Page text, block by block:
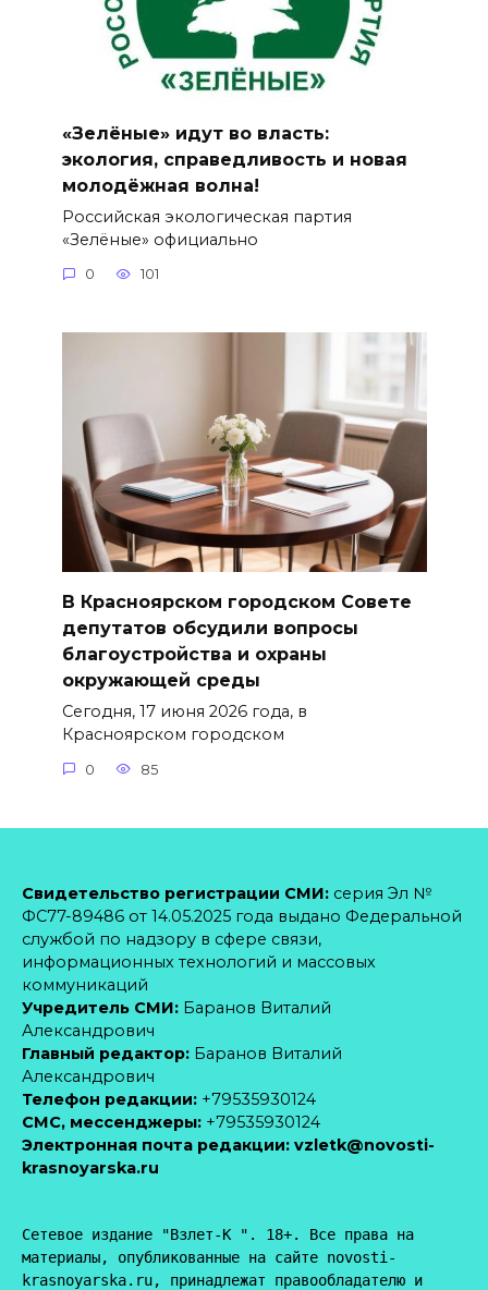
«Зелёные» идут во власть:
экология, справедливость и новая
молодёжная волна!
Российская экологическая партия
«Зелёные» официально
0 101
В Красноярском городском Совете
депутатов обсудили вопросы
благоустройства и охраны
окружающей среды
Сегодня, 17 июня 2026 года, в
Красноярском городском
0 85
Свидетельство регистрации СМИ: серия Эл №
ФС77-89486 от 14.05.2025 года выдано Федеральной
службой по надзору в сфере связи,
информационных технологий и массовых
коммуникаций
Учредитель СМИ: Баранов Виталий
Александрович
Главный редактор: Баранов Виталий
Александрович
Телефон редакции: +79535930124
CМС, мессенджеры: +79535930124
Электронная почта редакции: vzletk@novosti-
krasnoyarska.ru
Сетевое издание "Взлет-К ". 18+. Все права на
материалы, опубликованные на сайте novosti-
krasnoyarska.ru, принадлежат правообладателю и